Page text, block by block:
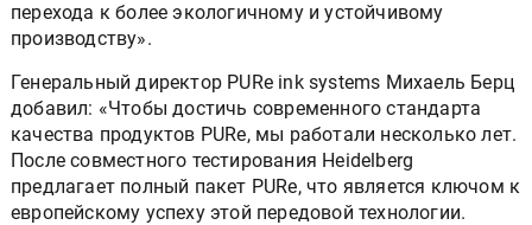
перехода к более экологичному и устойчивому
производству».
Генеральный директор PURe ink systems Михаель Берц
добавил: «Чтобы достичь современного стандарта
качества продуктов PURe, мы работали несколько лет.
После совместного тестирования Heidelberg
предлагает полный пакет PURe, что является ключом к
европейскому успеху этой передовой технологии.